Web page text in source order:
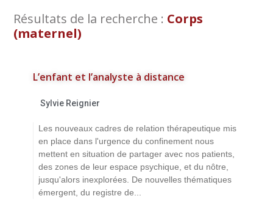
Résultats de la recherche : Corps
(maternel)
L’enfant et l’analyste à distance
Sylvie Reignier
Les nouveaux cadres de relation thérapeutique mis
en place dans l'urgence du confinement nous
mettent en situation de partager avec nos patients,
des zones de leur espace psychique, et du nôtre,
jusqu'alors inexplorées. De nouvelles thématiques
émergent, du registre de...